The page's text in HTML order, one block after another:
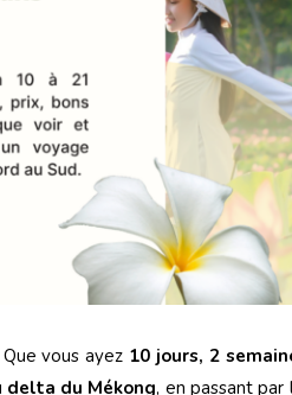
vous ayez 10 jours, 2
delta du Mékong, en passant